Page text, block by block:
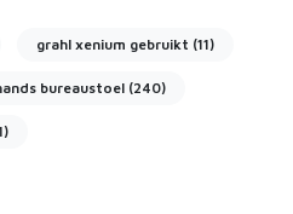
grahl xenium gebruikt (11)
bureaustoel (240)